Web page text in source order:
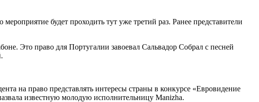
будет проходить тут уже третий раз. Ранее представители
Это право для Португалии завоевал Сальвадор Собрал с песней
на право представлять интересы страны в конкурсе «Евровидение
известную молодую исполнительницу Manizha.